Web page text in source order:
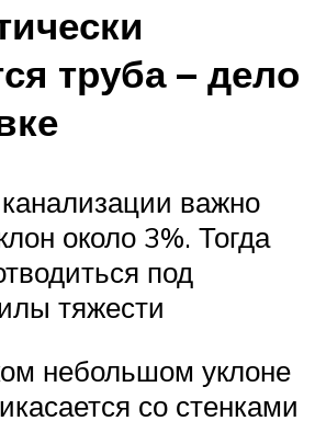
труба – дело
важно
около 3%. Тогда
под
тяжести
небольшом уклоне
со стенками